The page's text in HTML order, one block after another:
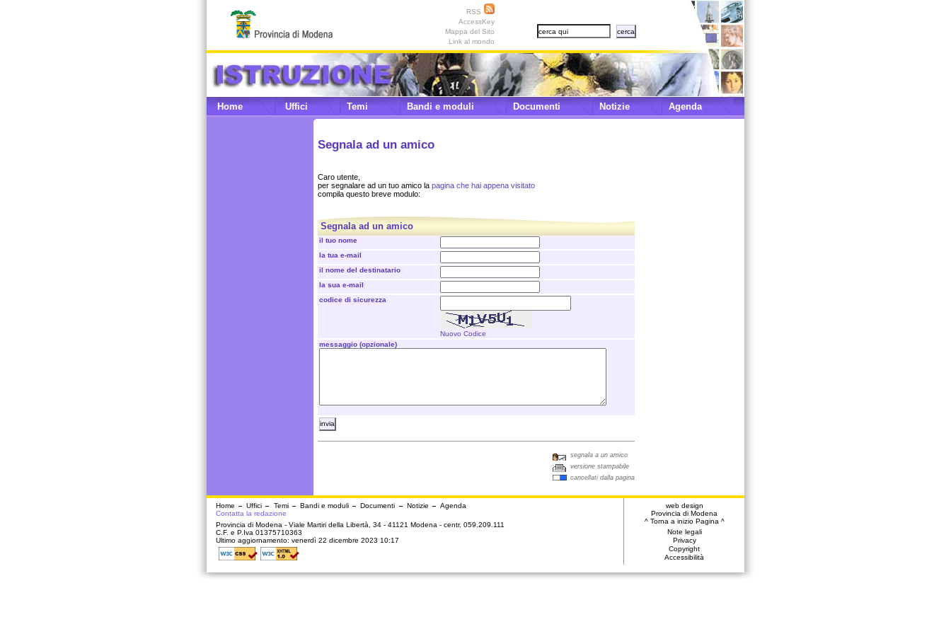
RSS
AccessKey
Mappa del Sito
Link al mondo
Home Uffici Temi Bandi e moduli Documenti Notizie Agenda
Segnala ad un amico
Caro utente,
per segnalare ad un tuo amico la pagina che hai appena visitato
compila questo breve modulo:
Segnala ad un amico
il tuo nome
la tua e-mail
il nome del destinatario
la sua e-mail
codice di sicurezza
Nuovo Codice
messaggio (opzionale)
segnala a un amico
versione stampabile
cancellati dalla pagina
Home Uffici Temi Bandi e moduli Documenti Notizie
Agenda
Contatta la redazione
Provincia di Modena - Viale Martiri della Libertà, 34 - 41121 Modena - centr. 059.209.111
C.F. e P.Iva 01375710363
Ultimo aggiornamento: venerdì 22 dicembre 2023 10:17
web design
Provincia di Modena
^ Torna a inizio Pagina ^
Note legali
Privacy
Copyright
Accessibilità